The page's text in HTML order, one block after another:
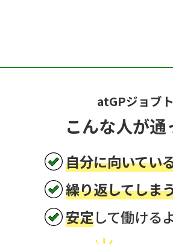
atGPジョブ
こんな人が通
自分に向いてい
繰り返してしま
安定して働ける